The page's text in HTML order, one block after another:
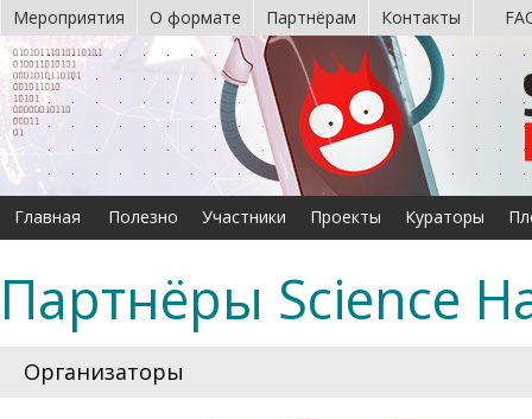
Мероприятия О формате Партнёрам Контакты
Главная Полезно Участники Проекты Кураторы
Партнёры Science
Организаторы